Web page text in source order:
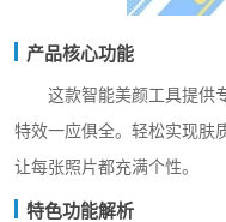
产品核心功能
这款智能美颜工具提供
特效一应俱全。轻松实现肤
让每张照片都充满个性。
特色功能解析